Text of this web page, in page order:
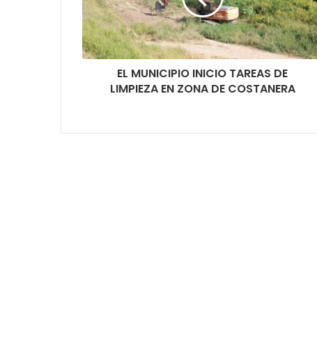
EL MUNICIPIO INICIO TAREAS DE
LIMPIEZA EN ZONA DE COSTANERA